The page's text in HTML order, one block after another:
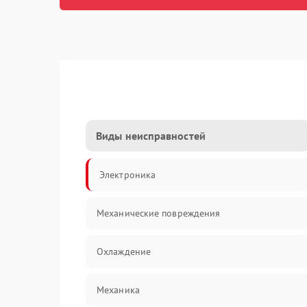
Виды неисправностей
Электроника
Механические повреждения
Охлаждение
Механика